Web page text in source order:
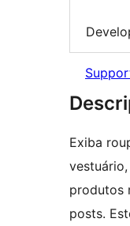
Exiba
vestuário,
produtos
posts.